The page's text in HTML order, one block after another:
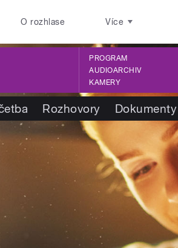
O rozhlase Více
PROGRAM
AUDIOARCHIV
KAMERY
Rozhovory Dokumenty